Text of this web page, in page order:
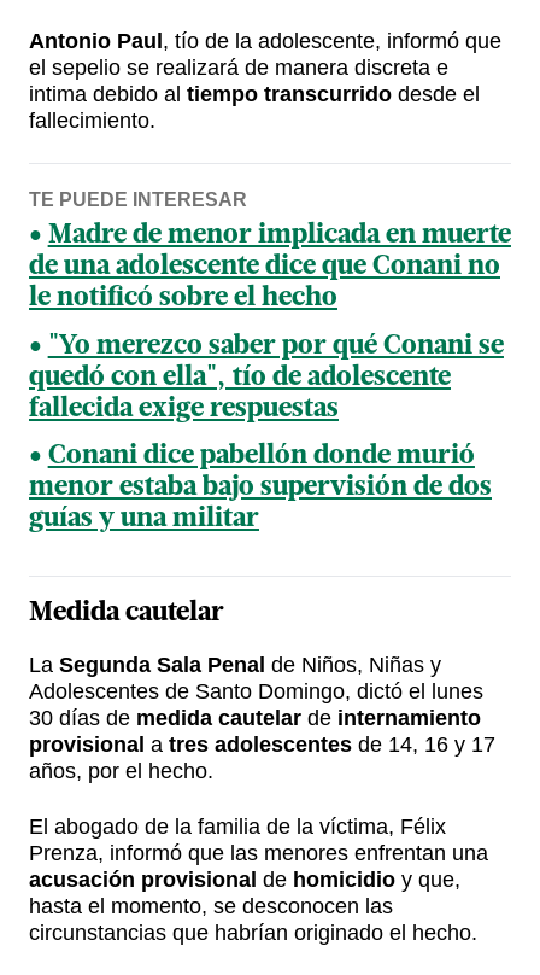
Antonio Paul , tío de la adolescente, informó que
el sepelio se realizará de manera discreta e
intima debido al tiempo transcurrido desde el
fallecimiento.
TE PUEDE INTERESAR
Madre de menor implicada en muerte
de una adolescente dice que Conani no
le notificó sobre el hecho
"Yo merezco saber por qué Conani se
quedó con ella", tío de adolescente
fallecida exige respuestas
Conani dice pabellón donde murió
menor estaba bajo supervisión de dos
guías y una militar
Medida cautelar
La Segunda Sala Penal de Niños, Niñas y
Adolescentes de Santo Domingo, dictó el lunes
30 días de medida cautelar de internamiento
provisional a tres adolescentes de 14, 16 y 17
años, por el hecho.
El abogado de la familia de la víctima, Félix
Prenza, informó que las menores enfrentan una
acusación provisional de homicidio y que,
hasta el momento, se desconocen las
circunstancias que habrían originado el hecho.